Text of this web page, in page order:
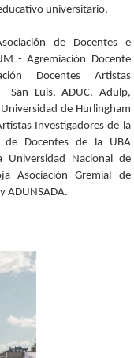
universitario.
de Docentes e
- Agremiación Docente
Docentes Artistas
San Luis, ADUC, Adulp,
de Hurlingham
Investigadores de la
Docentes de la UBA
Universidad Nacional de
Asociación Gremial de
ADUNSADA.